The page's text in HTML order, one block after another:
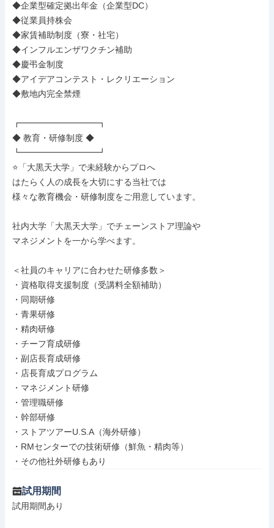
◆企業型確定拠出年金（企業型DC）
◆従業員持株会
◆家賃補助制度（寮・社宅）
◆インフルエンザワクチン補助
◆慶弔金制度
◆アイデアコンテスト・レクリエーション
◆敷地内完全禁煙
┏━━━━━━━━━┓
◆ 教育・研修制度 ◆
┗━━━━━━━━━┛
⭐「大黒天大学」で未経験からプロへ
はたらく人の成長を大切にする当社では
様々な教育機会・研修制度をご用意しています。
社内大学「大黒天大学」でチェーンストア理論や
マネジメントを一から学べます。
＜社員のキャリアに合わせた研修多数＞
・資格取得支援制度（受講料全額補助）
・同期研修
・青果研修
・精肉研修
・チーフ育成研修
・副店長育成研修
・店長育成プログラム
・マネジメント研修
・管理職研修
・幹部研修
・ストアツアーU.S.A（海外研修）
・RMセンターでの技術研修（鮮魚・精肉等）
・その他社外研修もあり
試用期間
試用期間あり